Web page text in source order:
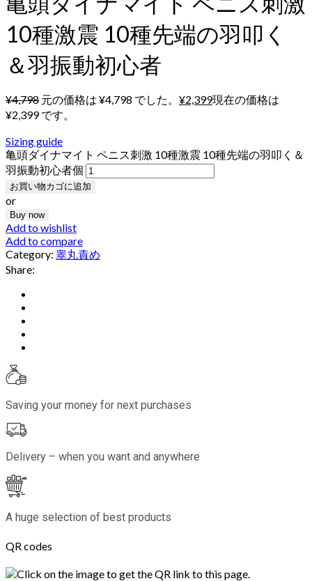
10種激震 10種先端の羽叩く
＆羽振動初心者
¥4,798 元の価格は ¥4,798 でした。 ¥2,399現在の価格は
¥2,399 です。
Sizing guide
亀頭ダイナマイト ペニス刺激 10種激震 10種先端の羽叩く＆
羽振動初心者個
お買い物カゴに追加
or
Buy now
Add to wishlist
Add to compare
Category: 睾丸責め
Share:
Saving your money for next purchases
Delivery – when you want and anywhere
A huge selection of best products
QR codes
Click on the image to get the QR link to this page.